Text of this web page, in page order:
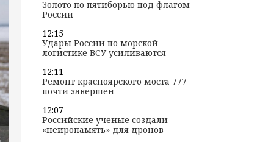
Золото по пятиборью под флагом
России
12:15
Удары России по морской
логистике ВСУ усиливаются
12:11
Ремонт красноярского моста 777
почти завершен
12:07
Российские ученые создали
«нейропамять» для дронов